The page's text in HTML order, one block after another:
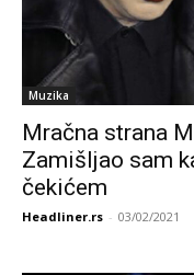
Muzika
Mračna strana
Zamišljao sam
čekićem
Headliner.rs - 03/02/2021